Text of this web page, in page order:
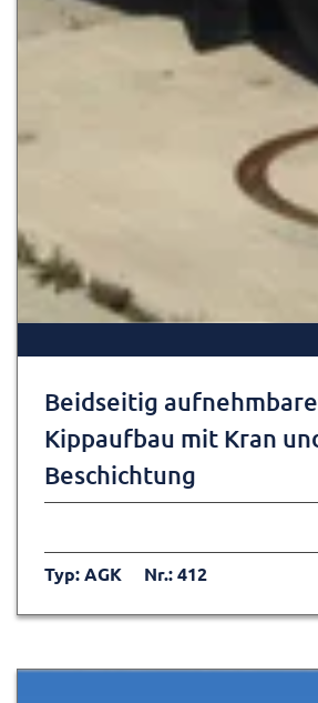
Beidseitig
Kippaufbau mit Kran
Beschichtung
Typ: AGK Nr.: 412